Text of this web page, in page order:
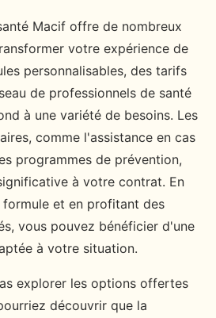
Macif offre de nombreux
votre expérience de
personnalisables, des tarifs
de professionnels de santé
à une variété de besoins. Les
comme l'assistance en cas
programmes de prévention,
à votre contrat. En
et en profitant des
vous pouvez bénéficier d'une
à votre situation.
explorer les options offertes
découvrir que la